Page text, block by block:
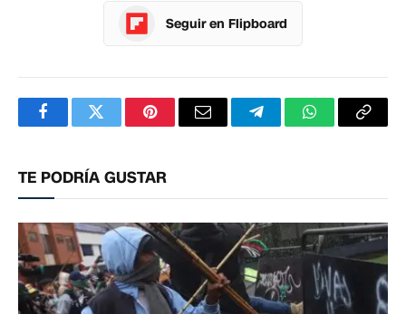
Seguir en Flipboard
FacebookTwitterPinterestCorreoTelegramWhatsApp
TE PODRÍA GUSTAR